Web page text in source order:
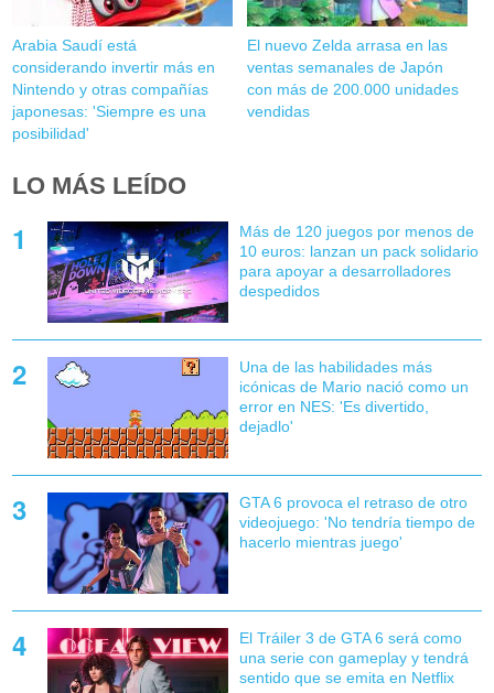
Arabia Saudí está
considerando invertir más en
Nintendo y otras compañías
japonesas: 'Siempre es una
posibilidad'
El nuevo Zelda arrasa en las
ventas semanales de Japón
con más de 200.000 unidades
vendidas
LO MÁS LEÍDO
Más de 120 juegos por menos de
10 euros: lanzan un pack solidario
para apoyar a desarrolladores
despedidos
Una de las habilidades más
icónicas de Mario nació como un
error en NES: 'Es divertido,
dejadlo'
GTA 6 provoca el retraso de otro
videojuego: 'No tendría tiempo de
hacerlo mientras juego'
El Tráiler 3 de GTA 6 será como
una serie con gameplay y tendrá
sentido que se emita en Netflix